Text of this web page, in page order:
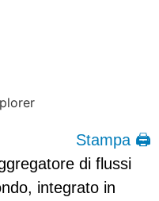
Stampa 🖨
di flussi
integrato in